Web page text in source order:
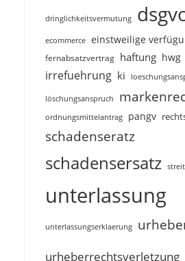
dringlichkeitsvermutung
ecommerce einstweilige
fernabsatzvertrag haftung hwg
irrefuehrung ki
löschungsanspruch
ordnungsmittelantrag pangv
schadenseratz
schadensersatz
unterlassung
unterlassungserklaerung
urheberrechtsverletzung